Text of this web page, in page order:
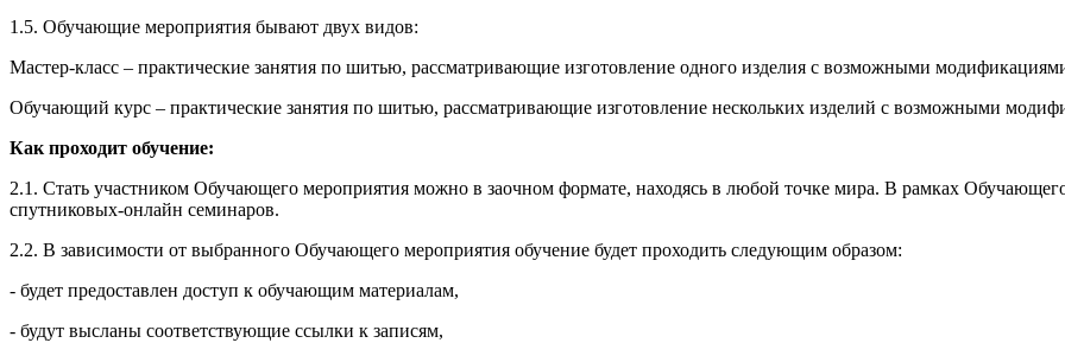
1.5. Обучающие мероприятия бывают двух видов:
Мастер-класс – практические занятия по шитью, рассматривающие изготовление одного изделия с возможными
Обучающий курс – практические занятия по шитью, рассматривающие изготовление нескольких изделий с возможными
Как проходит обучение:
2.1. Стать участником Обучающего мероприятия можно в заочном формате, находясь в любой точке мира. В рамках
спутниковых-онлайн семинаров.
2.2. В зависимости от выбранного Обучающего мероприятия обучение будет проходить следующим образом:
- будет предоставлен доступ к обучающим материалам,
- будут высланы соответствующие ссылки к записям,